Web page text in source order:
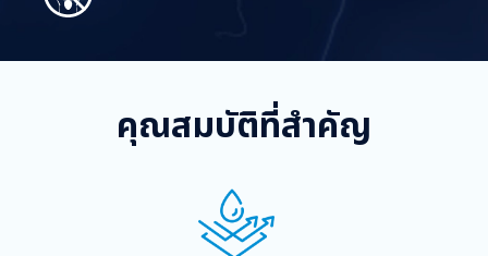
คุณสมบัติที่สำคัญ